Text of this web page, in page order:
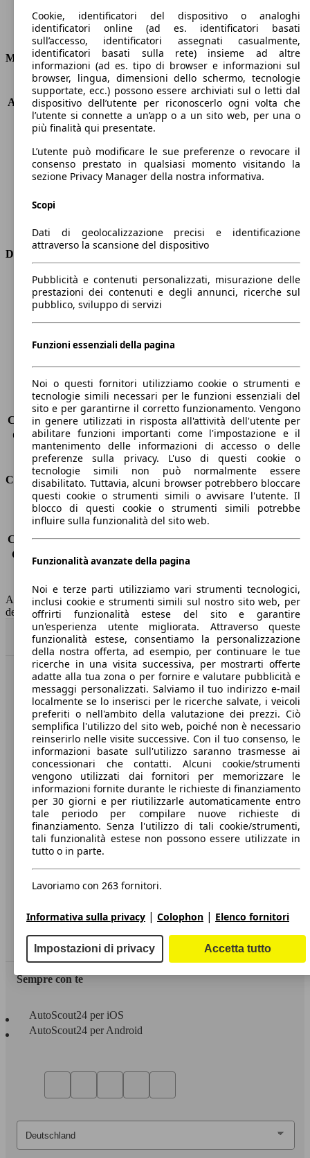
Consumi
Motore e Prestazioni
KW (PS)
88 kW (120 PS)
Accelerazione (0-100 km/h)
10.3s
Velocità massima (km/h)
195 km/h
Numero di marce
6
Coppia
215 nm
Cilindrata
1368 ccm
Carburante
GPL
Trasmissione
Dimensioni
Lunghezza
4350 mm
Altezza
1460 mm
Larghezza
Peso massimo
-
Sedili
5
Carico sul tetto
-
Capacità di traino (senza freni) -
Capacità di traino (con freni)
1300 kg
Volume del bagagliaio
275 - 1150 l
Consumi
Emissioni di CO2*
133 g/km (komb.)
Consumo (urbano)
10.8 l/100km
Consumo (extra-urbano) 6.7 l/100km
Consumo (combinato)*
8.2 l/100km
Capacità del serbatoio
38 l
AutoScout24 non si assume alcuna responsabilità per la correttezza
dei dati.
Torna su
Benvenuti su AutoScout24, il mercato auto europeo.
Società
A proposito di AutoScout24
Stampa
Media
Condizioni generali
Informazioni
Privacy
Dichiarazione di Accessibilità
Servizi
Area rivenditori
Sempre con te
AutoScout24 per iOS
AutoScout24 per Android
Cookie, identificatori del dispositivo o analoghi
identificatori online (ad es. identificatori basati
sull’accesso, identificatori assegnati casualmente,
identificatori basati sulla rete) insieme ad altre
informazioni (ad es. tipo di browser e informazioni sul
browser, lingua, dimensioni dello schermo, tecnologie
supportate, ecc.) possono essere archiviati sul o letti dal
dispositivo dell’utente per riconoscerlo ogni volta che
l’utente si connette a un’app o a un sito web, per una o
più finalità qui presentate.
L’utente può modificare le sue preferenze o revocare il
consenso prestato in qualsiasi momento visitando la
sezione Privacy Manager della nostra informativa.
Scopi
Dati di geolocalizzazione precisi e identificazione
attraverso la scansione del dispositivo
Pubblicità e contenuti personalizzati, misurazione delle
prestazioni dei contenuti e degli annunci, ricerche sul
pubblico, sviluppo di servizi
Funzioni essenziali della pagina
Noi o questi fornitori utilizziamo cookie o strumenti e
tecnologie simili necessari per le funzioni essenziali del
sito e per garantirne il corretto funzionamento. Vengono
in genere utilizzati in risposta all'attività dell'utente per
abilitare funzioni importanti come l'impostazione e il
mantenimento delle informazioni di accesso o delle
preferenze sulla privacy. L'uso di questi cookie o
tecnologie simili non può normalmente essere
disabilitato. Tuttavia, alcuni browser potrebbero bloccare
questi cookie o strumenti simili o avvisare l'utente. Il
blocco di questi cookie o strumenti simili potrebbe
influire sulla funzionalità del sito web.
Funzionalità avanzate della pagina
Noi e terze parti utilizziamo vari strumenti tecnologici,
inclusi cookie e strumenti simili sul nostro sito web, per
offrirti funzionalità estese del sito e garantire
un'esperienza utente migliorata. Attraverso queste
funzionalità estese, consentiamo la personalizzazione
della nostra offerta, ad esempio, per continuare le tue
ricerche in una visita successiva, per mostrarti offerte
adatte alla tua zona o per fornire e valutare pubblicità e
messaggi personalizzati. Salviamo il tuo indirizzo e-mail
localmente se lo inserisci per le ricerche salvate, i veicoli
preferiti o nell'ambito della valutazione dei prezzi. Ciò
semplifica l'utilizzo del sito web, poiché non è necessario
reinserirlo nelle visite successive. Con il tuo consenso, le
informazioni basate sull'utilizzo saranno trasmesse ai
concessionari che contatti. Alcuni cookie/strumenti
vengono utilizzati dai fornitori per memorizzare le
informazioni fornite durante le richieste di finanziamento
per 30 giorni e per riutilizzarle automaticamente entro
tale periodo per compilare nuove richieste di
finanziamento. Senza l'utilizzo di tali cookie/strumenti,
tali funzionalità estese non possono essere utilizzate in
tutto o in parte.
Lavoriamo con 263 fornitori.
Informativa sulla privacy | Colophon | Elenco fornitori
Impostazioni di privacy Accetta tutto